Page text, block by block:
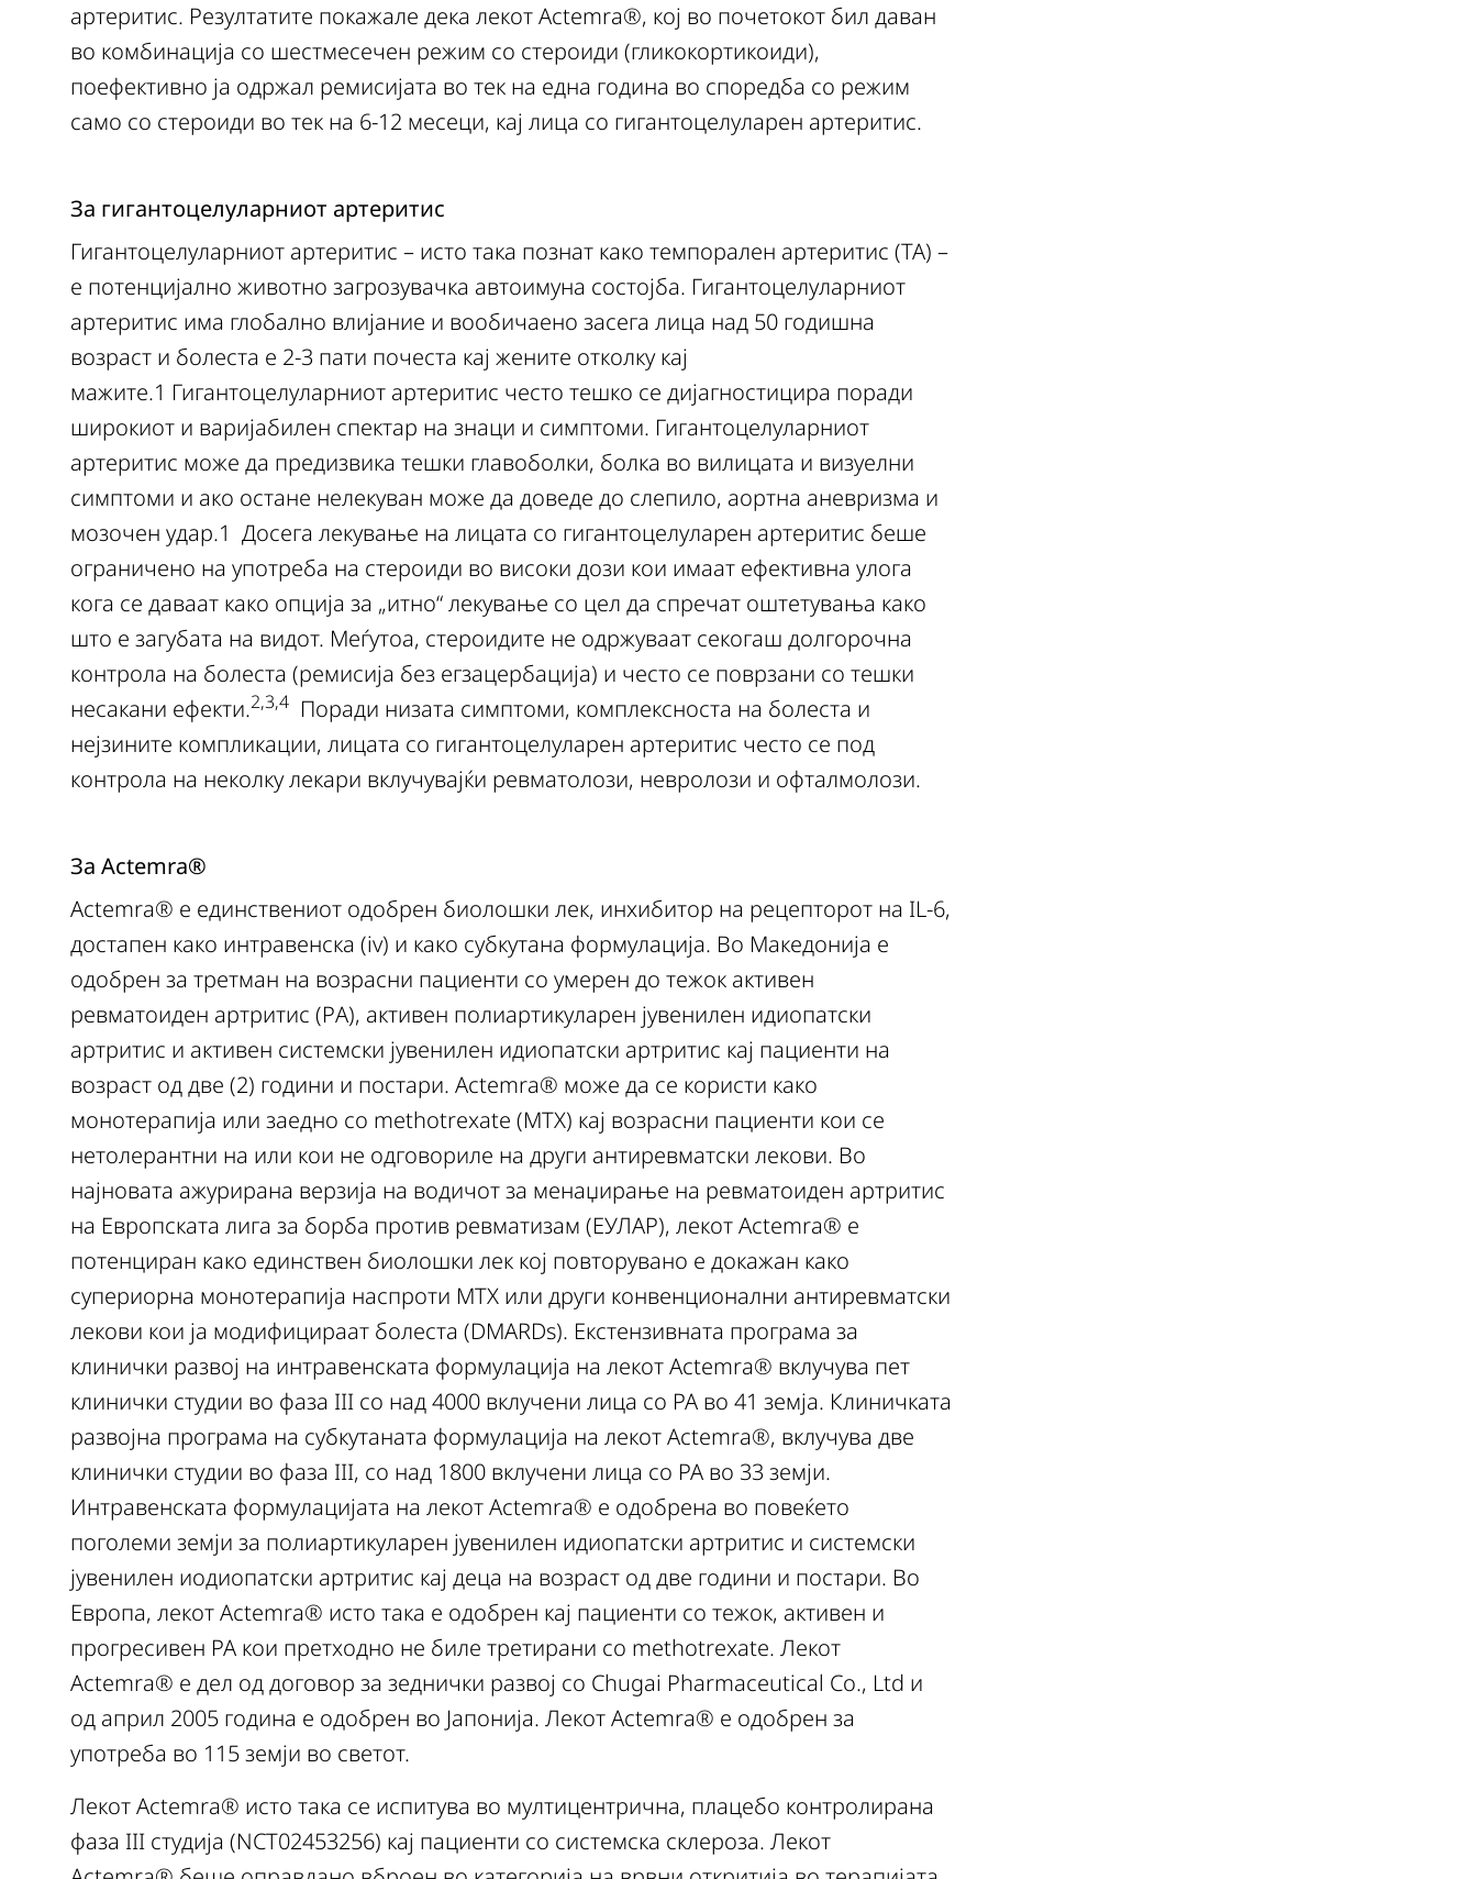
артеритис. Резултатите покажале дека лекот Actemra®, кој во почетокот бил даван
во комбинација со шестмесечен режим со стероиди (гликокортикоиди),
поефективно ја одржал ремисијата во тек на една година во споредба со режим
само со стероиди во тек на 6-12 месеци, кај лица со гигантоцелуларен артеритис.
За гигантоцелуларниот артеритис
Гигантоцелуларниот артеритис – исто така познат како темпорален артеритис (TA) –
е потенцијално животно загрозувачка автоимуна состојба. Гигантоцелуларниот
артеритис има глобално влијание и вообичаено засега лица над 50 годишна
возраст и болеста е 2-3 пати почеста кај жените отколку кај
мажите.1 Гигантоцелуларниот артеритис често тешко се дијагностицира поради
широкиот и варијабилен спектар на знаци и симптоми. Гигантоцелуларниот
артеритис може да предизвика тешки главоболки, болка во вилицата и визуелни
симптоми и ако остане нелекуван може да доведе до слепило, аортна аневризма и
мозочен удар.1 Досега лекување на лицата со гигантоцелуларен артеритис беше
ограничено на употреба на стероиди во високи дози кои имаат ефективна улога
кога се даваат како опција за „итно“ лекување со цел да спречат оштетувања како
што е загубата на видот. Меѓутоа, стероидите не одржуваат секогаш долгорочна
контрола на болеста (ремисија без егзацербација) и често се поврзани со тешки
несакани ефекти.2,3,4 Поради низата симптоми, комплексноста на болеста и
нејзините компликации, лицата со гигантоцелуларен артеритис често се под
контрола на неколку лекари вклучувајќи ревматолози, невролози и офталмолози.
За Actemra®
Actemra® е единствениот одобрен биолошки лек, инхибитор на рецепторот на IL-6,
достапен како интравенска (iv) и како субкутана формулација. Во Македонија е
одобрен за третман на возрасни пациенти со умерен до тежок активен
ревматоиден артритис (РA), активен полиартикуларен јувенилен идиопатски
артритис и активен системски јувенилен идиопатски артритис кај пациенти на
возраст од две (2) години и постари. Actemra® може да се користи како
монотерапија или заедно со methotrexate (MTX) кај возрасни пациенти кои се
нетолерантни на или кои не одговориле на други антиревматски лекови. Во
најновата ажурирана верзија на водичот за менаџирање на ревматоиден артритис
на Европската лига за борба против ревматизам (ЕУЛАР), лекот Actemra® е
потенциран како единствен биолошки лек кој повторувано е докажан како
супериорна монотерапија наспроти MTX или други конвенционални антиревматски
лекови кои ја модифицираат болеста (DMARDs). Екстензивната програма за
клинички развој на интравенската формулација на лекот Actemra® вклучува пет
клинички студии во фаза III со над 4000 вклучени лица со РА во 41 земја. Клиничката
развојна програма на субкутаната формулација на лекот Actemra®, вклучува две
клинички студии во фаза III, со над 1800 вклучени лица со РА во 33 земји.
Интравенската формулацијата на лекот Actemra® е одобрена во повеќето
поголеми земји за полиартикуларен јувенилен идиопатски артритис и системски
јувенилен иодиопатски артритис кај деца на возраст од две години и постари. Во
Европа, лекот Actemra® исто така е одобрен кај пациенти со тежок, активен и
прогресивен РА кои претходно не биле третирани со methotrexate. Лекот
Actemra® е дел од договор за зеднички развој со Chugai Pharmaceutical Co., Ltd и
од април 2005 година е одобрен во Јапонија. Лекот Actemra® е одобрен за
употреба во 115 земји во светот.
Лекот Actemra® исто така се испитува во мултицентрична, плацебо контролирана
фаза III студија (NCT02453256) кај пациенти со системска склероза. Лекот